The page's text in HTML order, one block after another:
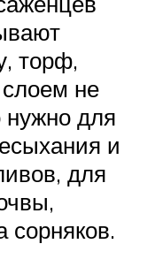
торф,
не
для
и
для
сорняков.